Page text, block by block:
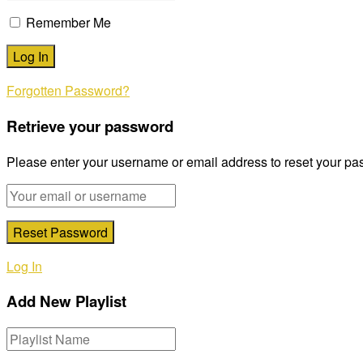
Remember Me
Forgotten Password?
Retrieve your password
Please enter your username or email address to reset your
Log In
Add New Playlist